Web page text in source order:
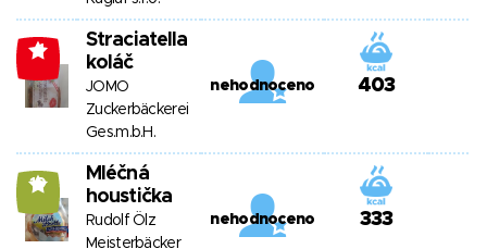
-1
Straciatella
koláč
JOMO
Zuckerbäckerei
Ges.m.b.H.
nehodnoceno 403
10
Mléčná
houstička
Rudolf Ölz
Meisterbäcker
nehodnoceno 333